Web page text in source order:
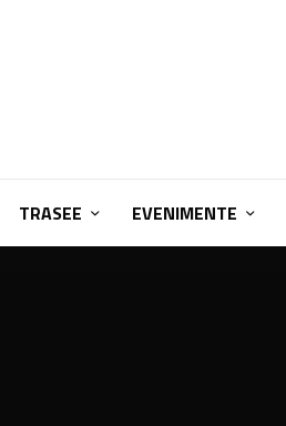
TRASEE EVENIMENTE